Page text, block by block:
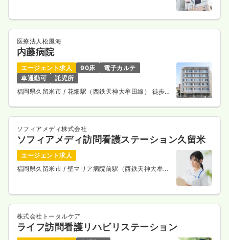
医療法人松風海
内藤病院
エージェント求人 90床
電子カルテ
車通勤可
託児所
福岡県久留米市 / 花畑駅（西鉄天神大牟田線） 徒歩3
ソフィアメディ株式会社
ソフィアメディ訪問看護ステーション久留米
エージェント求人
福岡県久留米市 / 聖マリア病院前駅（西鉄天神大牟田
株式会社トータルケア
ライフ訪問看護リハビリステーション